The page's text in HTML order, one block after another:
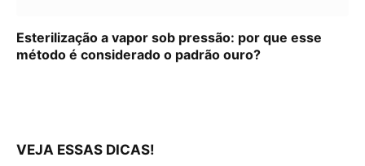
Esterilização a vapor sob pressão: por que esse
método é considerado o padrão ouro?
VEJA ESSAS DICAS!